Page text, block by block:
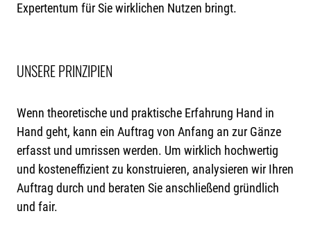
Expertentum für Sie wirklichen Nutzen bringt.
UNSERE PRINZIPIEN
Wenn theoretische und praktische Erfahrung Hand in
Hand geht, kann ein Auftrag von Anfang an zur Gänze
erfasst und umrissen werden. Um wirklich hochwertig
und kosteneffizient zu konstruieren, analysieren wir Ihren
Auftrag durch und beraten Sie anschließend gründlich
und fair.